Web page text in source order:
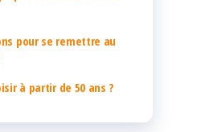
pour se remettre au
à partir de 50 ans ?